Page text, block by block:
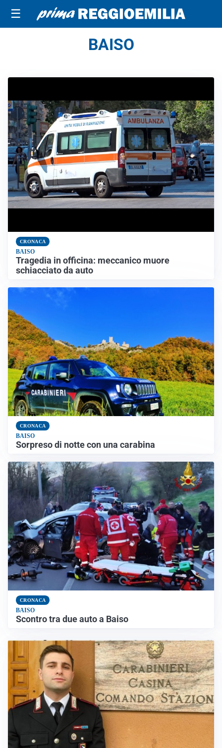
☰
BAISO
CRONACA
BAISO
Tragedia in officina: meccanico muore
schiacciato da auto
CRONACA
BAISO
Sorpreso di notte con una carabina
CRONACA
BAISO
Scontro tra due auto a Baiso